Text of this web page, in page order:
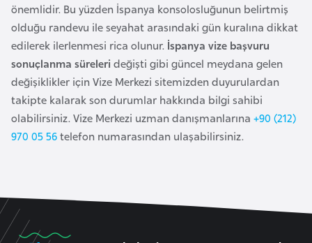
önemlidir. Bu yüzden İspanya konsolosluğunun belirtmiş
olduğu randevu ile seyahat arasındaki gün kuralına dikkat
edilerek ilerlenmesi rica olunur. İspanya vize başvuru
sonuçlanma süreleri değişti gibi güncel meydana gelen
değişiklikler için Vize Merkezi sitemizden duyurulardan
takipte kalarak son durumlar hakkında bilgi sahibi
olabilirsiniz. Vize Merkezi uzman danışmanlarına +90 (212)
970 05 56telefon numarasından ulaşabilirsiniz.
B
a
n
g
l
a
d
e